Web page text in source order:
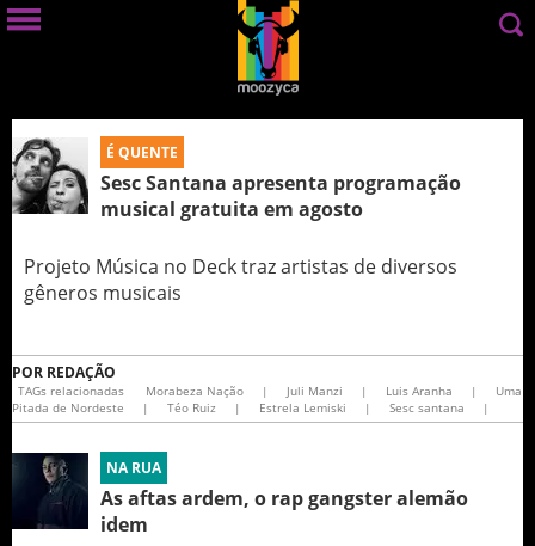
É QUENTE
Sesc Santana apresenta programação
musical gratuita em agosto
Projeto Música no Deck traz artistas de diversos
gêneros musicais
POR REDAÇÃO
TAGs relacionadas Morabeza Nação | Juli Manzi | Luis Aranha |
Uma
Pitada de Nordeste
| Téo Ruiz | Estrela Lemiski | Sesc santana |
NA RUA
As aftas ardem, o rap gangster alemão
idem